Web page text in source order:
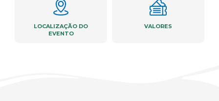
LOCALIZAÇÃO DO
EVENTO
VALORES